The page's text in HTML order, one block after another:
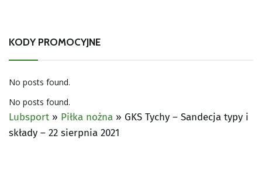
KODY PROMOCYJNE
No posts found.
No posts found.
Lubsport » Piłka nożna » GKS Tychy – Sandecja typy i
składy – 22 sierpnia 2021